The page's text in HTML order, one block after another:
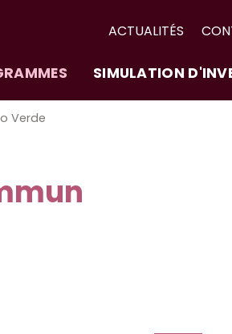
ACTUALITÉS
SIMULATION
Verde